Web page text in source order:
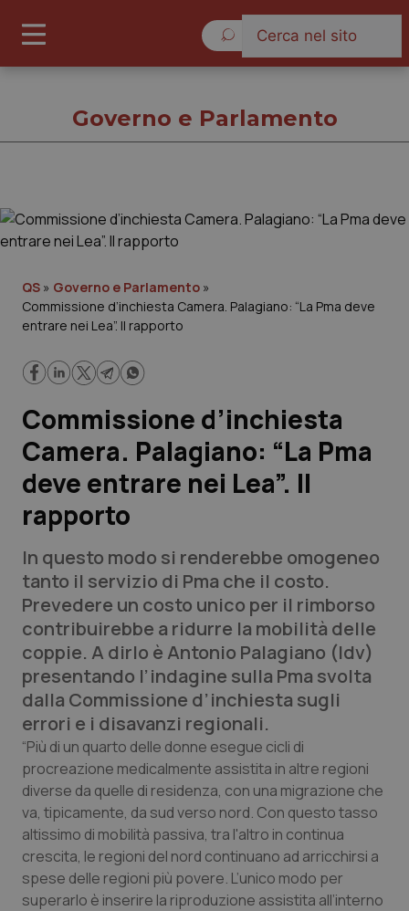
Governo e Parlamento
Regioni e Asl
Lavoro e Professioni
Scienza e Farmaci
Studi e Analisi
Lettere al direttore
Edizioni Regionali
QS Pro
Professionisti Sanitari.AI
Abruzzo
Basilicata
Calabria
Campania
QS Pro Gold
Artrite & artrosi
Asma & BPCO
Car-T
QS Club Newsletter
Governo e Parlamento
QS » Governo e Parlamento »
Commissione d’inchiesta Camera. Palagiano: “La Pma deve
entrare nei Lea”. Il rapporto
Commissione d’inchiesta
Camera. Palagiano: “La Pma
deve entrare nei Lea”. Il
rapporto
In questo modo si renderebbe omogeneo
tanto il servizio di Pma che il costo.
Prevedere un costo unico per il rimborso
contribuirebbe a ridurre la mobilità delle
coppie. A dirlo è Antonio Palagiano (Idv)
presentando l’indagine sulla Pma svolta
dalla Commissione d’inchiesta sugli
errori e i disavanzi regionali.
“Più di un quarto delle donne esegue cicli di
procreazione medicalmente assistita in altre regioni
diverse da quelle di residenza, con una migrazione che
va, tipicamente, da sud verso nord. Con questo tasso
altissimo di mobilità passiva, tra l'altro in continua
crescita, le regioni del nord continuano ad arricchirsi a
spese delle regioni più povere. L’unico modo per
superarlo è inserire la riproduzione assistita all’interno